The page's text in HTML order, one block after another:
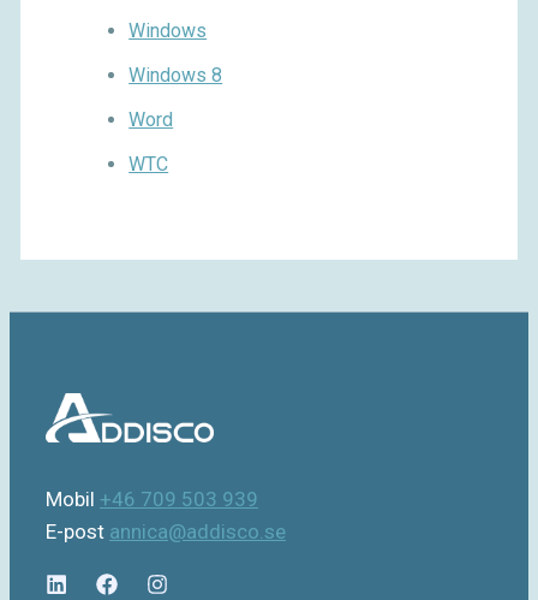
Windows
Windows 8
Word
WTC
Mobil +46 709 503 939
E-post annica@addisco.se